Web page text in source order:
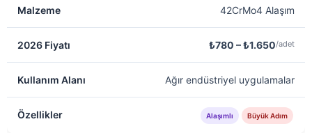
42CrMo4 Alaşım
₺780 – ₺1.650/adet
Ağır endüstriyel uygulamalar
Alaşımlı Büyük Adım